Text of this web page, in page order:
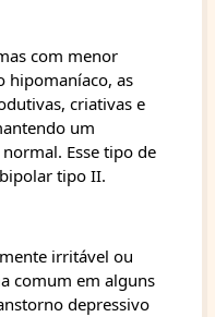
com menor
hipomaníaco, as
criativas e
um
Esse tipo de
tipo II.
irritável ou
comum em alguns
depressivo